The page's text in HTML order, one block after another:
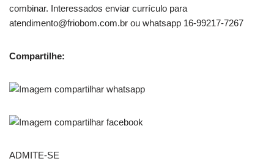
combinar. Interessados enviar currículo para
atendimento@friobom.com.br ou whatsapp 16-99217-7267
Compartilhe:
ADMITE-SE